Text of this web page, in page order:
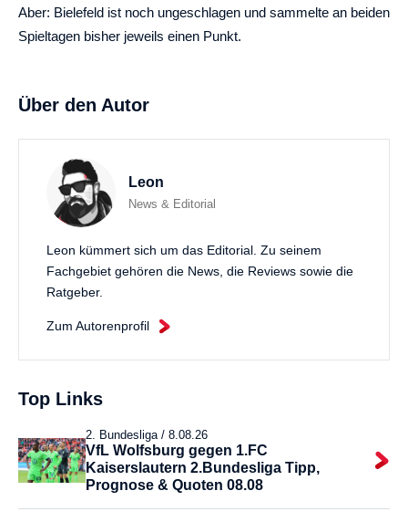
Aber: Bielefeld ist noch ungeschlagen und sammelte an beiden
Spieltagen bisher jeweils einen Punkt.
Über den Autor
Leon
News & Editorial
Leon kümmert sich um das Editorial. Zu seinem
Fachgebiet gehören die News, die Reviews sowie die
Ratgeber.
Zum Autorenprofil
Top Links
2. Bundesliga / 8.08.26
VfL Wolfsburg gegen 1.FC
Kaiserslautern 2.Bundesliga Tipp,
Prognose & Quoten 08.08